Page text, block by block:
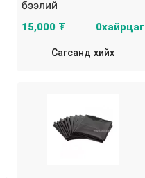
бээлий
15,000 ₮ 0хайрцаг
Сагсанд хийх